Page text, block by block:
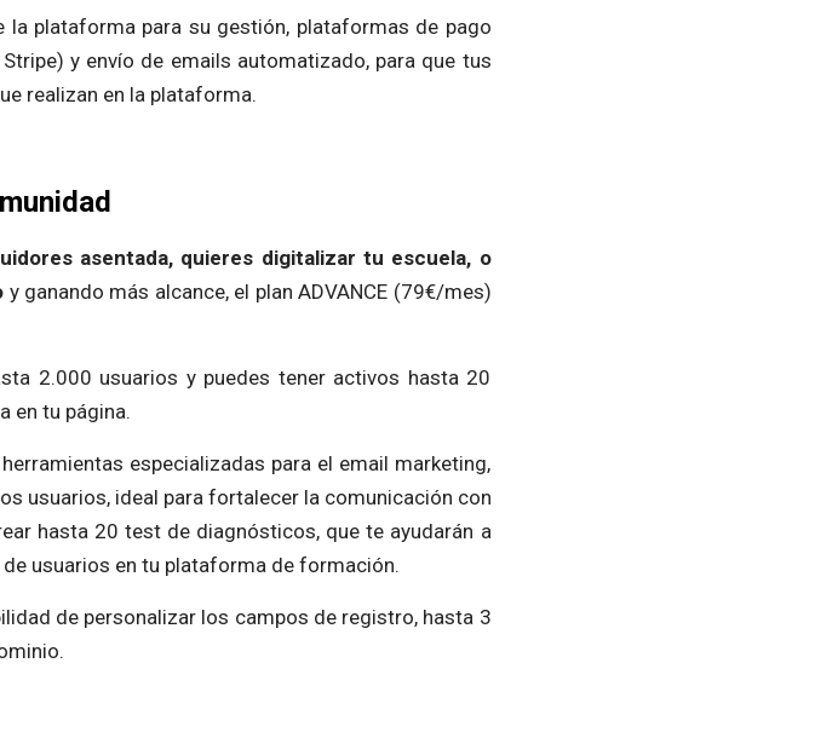
plataforma para su gestión, plataformas de pago
y envío de emails automatizado, para que tus
realizan en la plataforma.
asentada, quieres digitalizar tu escuela, o
y ganando más alcance, el plan ADVANCE (79€/mes)
2.000 usuarios y puedes tener activos hasta 20
en tu página.
especializadas para el email marketing,
usuarios, ideal para fortalecer la comunicación con
hasta 20 test de diagnósticos, que te ayudarán a
usuarios en tu plataforma de formación.
de personalizar los campos de registro, hasta 3